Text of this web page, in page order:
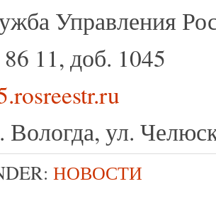
Управления
11, доб. 1045
Вологда, ул.
НОВОСТИ